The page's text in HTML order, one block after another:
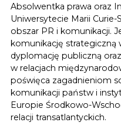
Absolwentka prawa oraz
Uniwersytecie Marii Curie-
obszar PR i komunikacji.
komunikację strategiczną
dyplomację publiczną
w relacjach
poświęca zagadnieniom
komunikacji państw i
Europie Środkowo-
relacji transatlantyckich.